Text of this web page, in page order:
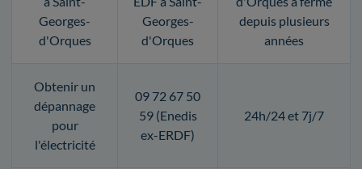
Georges-
d'Orques
Georges-
d'Orques
depuis plusieurs
années
Obtenir un
dépannage
pour
l'électricité
09 72 67 50
59 (Enedis
ex-ERDF)
24h/24 et 7j/7